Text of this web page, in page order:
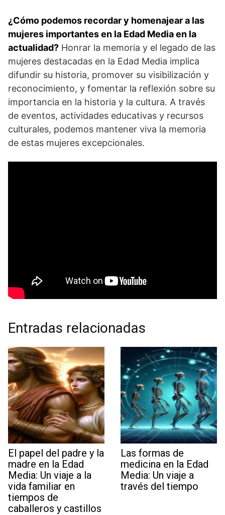
¿Cómo podemos recordar y homenajear a ‍las
mujeres ‌importantes en la Edad Media ⁢en la
actualidad? Honrar la memoria y el legado de las
mujeres destacadas en la Edad Media implica‍
difundir su historia, promover su visibilización y
‌reconocimiento, y ⁣fomentar la reflexión sobre su
importancia en⁢ la historia y la cultura. A través
de eventos, actividades educativas y recursos
culturales, ‌podemos mantener viva la memoria
de estas mujeres excepcionales.
Entradas relacionadas
El papel del padre y la
madre en la Edad
Media: Un viaje a la
vida familiar en
tiempos de
caballeros y castillos
Las formas de
medicina en la Edad
Media: Un viaje a
través del tiempo